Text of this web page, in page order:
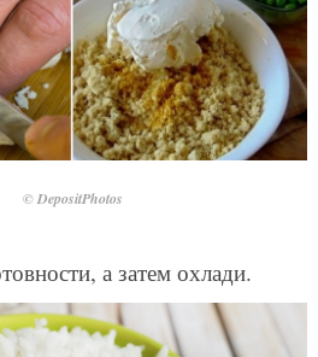
© DepositPhotos
а затем охлади.